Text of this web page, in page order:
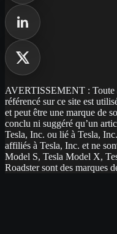
AVERTISSEMENT : Toute
référencé sur ce site est
et peut être une marque de
conclu ni suggéré qu’un
Tesla, Inc. ou lié à Tesla,
affiliés à Tesla, Inc. et ne
Model S, Tesla Model X,
Roadster sont des marques